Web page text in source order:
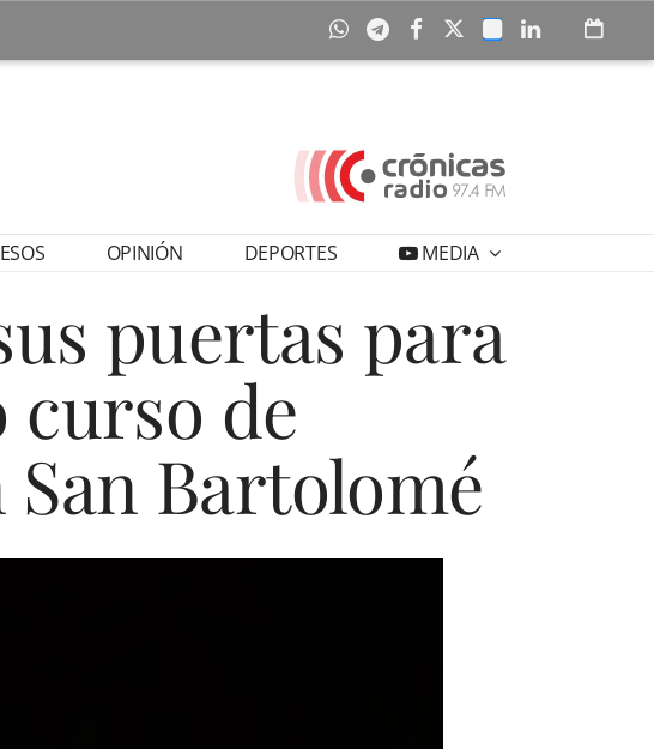
OPINIÓN DEPORTES MEDIA
puertas para
de
Bartolomé